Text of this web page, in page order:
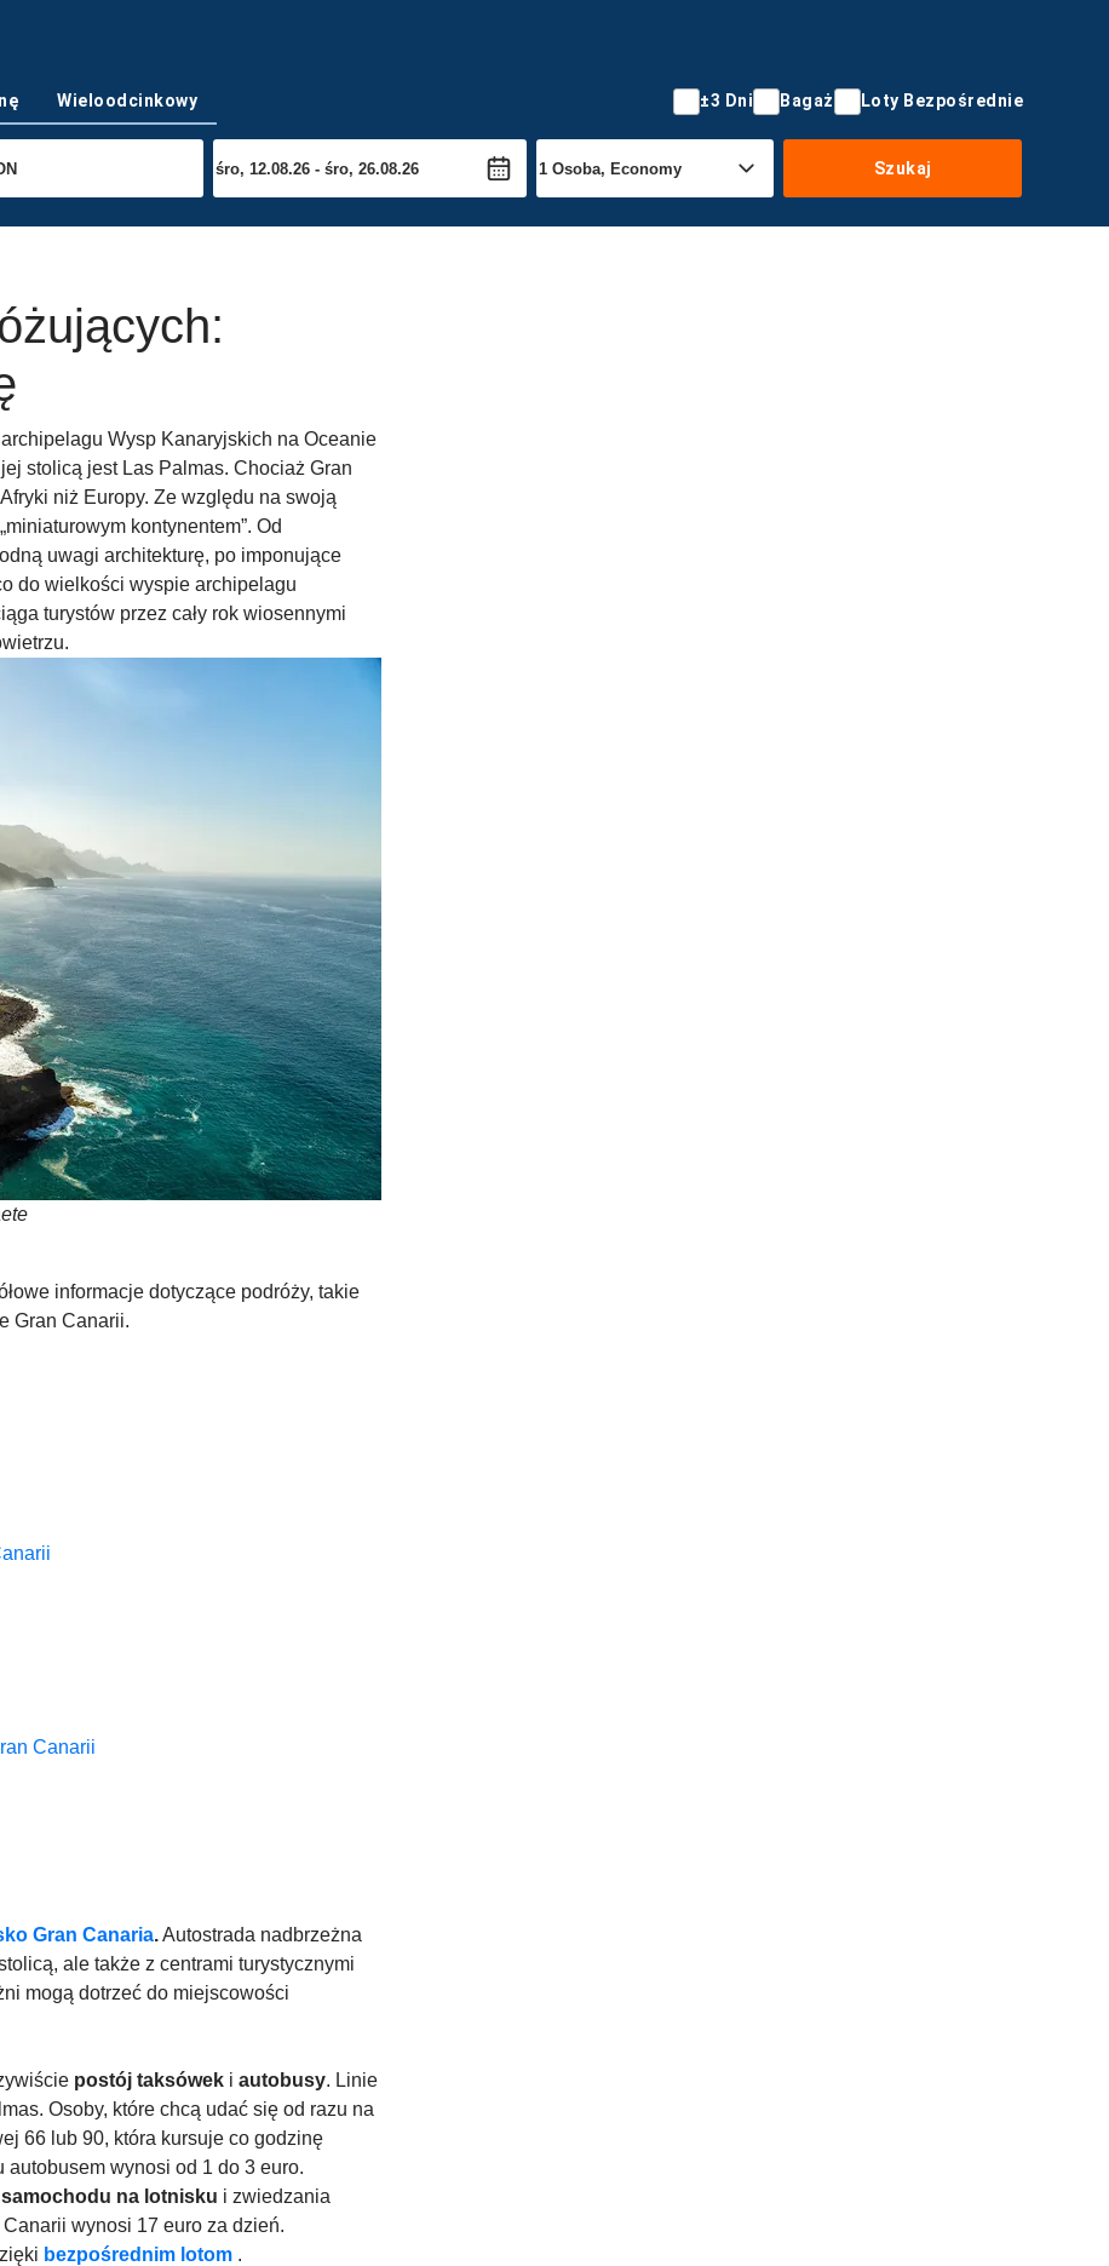
Wieloodcinkowy ±3 Dni Bagaż Loty Bezpośrednie
Szukaj
Wysp Kanaryjskich na Oceanie
stolicą jest Las Palmas. Chociaż Gran
niż Europy. Ze względu na swoją
kontynentem”. Od
uwagi architekturę, po imponujące
do wielkości wyspie archipelagu
turystów przez cały rok wiosennymi
informacje dotyczące podróży, takie
Gran Canarii.
Canarii
Gran Canaria.Autostrada nadbrzeżna
ale także z centrami turystycznymi
mogą dotrzeć do miejscowości
postój taksówek i autobusy. Linie
Osoby, które chcą udać się od razu na
66 lub 90, która kursuje co godzinę
wynosi od 1 do 3 euro.
na lotnisku i zwiedzania
wynosi 17 euro za dzień.
bezpośrednim lotom .